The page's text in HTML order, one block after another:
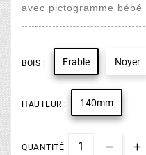
avec pictogramme bébé
BOIS : Erable Noyer
HAUTEUR : 140mm
QUANTITÉ